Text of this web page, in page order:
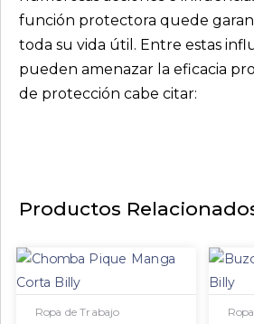
función protectora quede
toda su vida útil. Entre estas
pueden amenazar la eficacia
de protección cabe citar:
Productos
Ropa de Trabajo